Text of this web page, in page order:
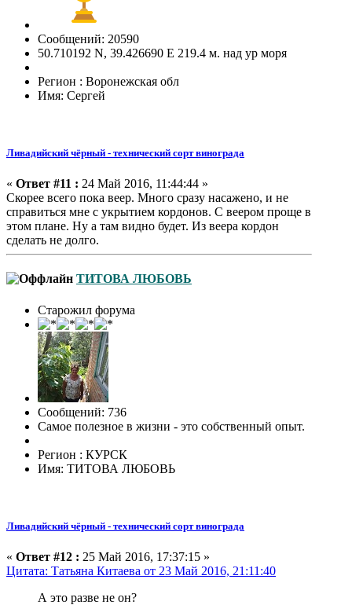
Сообщений: 20590
50.710192 N, 39.426690 E 219.4 м. над ур моря
Регион : Воронежская обл
Имя: Сергей
Ливадийский чёрный - технический сорт винограда
« Ответ #11 : 24 Май 2016, 11:44:44 »
Скорее всего пока веер. Много сразу насажено, и не
справиться мне с укрытием кордонов. С веером проще в
этом плане. Ну а там видно будет. Из веера кордон
сделать не долго.
ТИТОВА ЛЮБОВЬ
Старожил форума
Сообщений: 736
Самое полезное в жизни - это собственный опыт.
Регион : КУРСК
Имя: ТИТОВА ЛЮБОВЬ
Ливадийский чёрный - технический сорт винограда
« Ответ #12 : 25 Май 2016, 17:37:15 »
Цитата: Татьяна Китаева от 23 Май 2016, 21:11:40
А это разве не он?